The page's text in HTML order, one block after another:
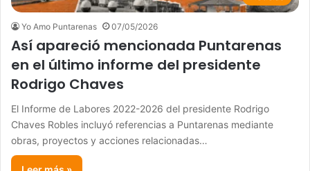
Yo Amo Puntarenas 07/05/2026
Así apareció mencionada Puntarenas
en el último informe del presidente
Rodrigo Chaves
El Informe de Labores 2022-2026 del presidente Rodrigo
Chaves Robles incluyó referencias a Puntarenas mediante
obras, proyectos y acciones relacionadas…